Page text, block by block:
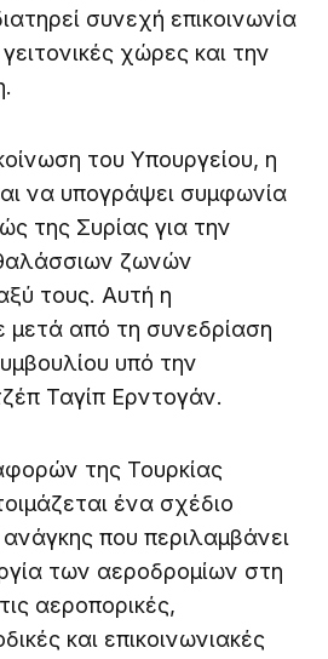
συνεχή επικοινωνία
χώρες και την
του Υπουργείου, η
να υπογράψει συμφωνία
της Συρίας για την
ζωνών
τους. Αυτή η
μετά από τη συνεδρίαση
υπό την
Ταγίπ Ερντογάν.
της Τουρκίας
ένα σχέδιο
που περιλαμβάνει
των αεροδρομίων στη
αεροπορικές,
και επικοινωνιακές